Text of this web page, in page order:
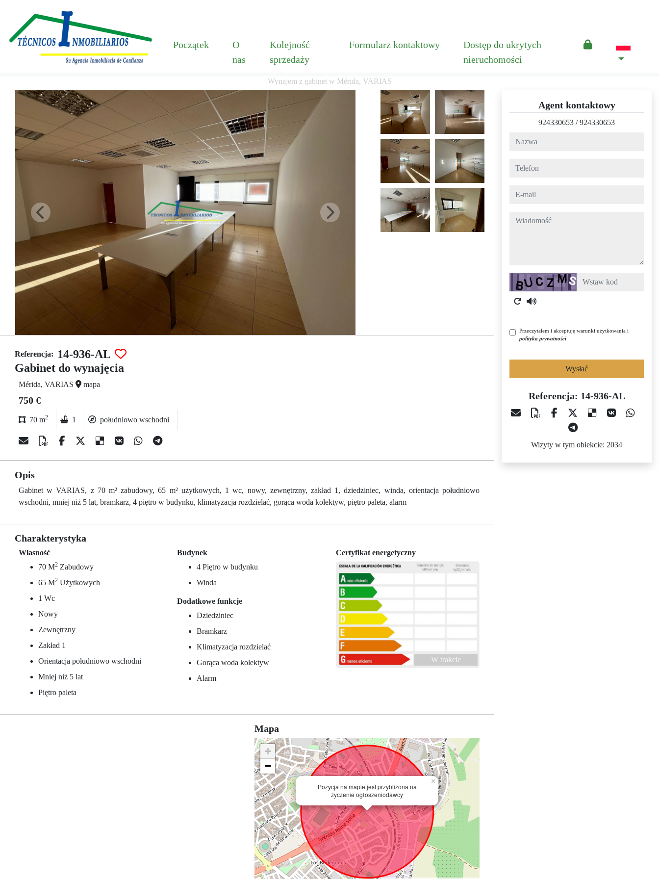
Początek
O
nas
Kolejność
sprzedaży
Formularz kontaktowy
Dostęp do ukrytych
nieruchomości
Wynajem z gabinet w Mérida, VARIAS
Referencja:
14-936-AL
Gabinet do wynajęcia
Mérida, VARIAS mapa
750 €
70 m2 1 południowo wschodni
Opis
Gabinet w VARIAS, z 70 m² zabudowy, 65 m² użytkowych, 1 wc, nowy, zewnętrzny, zakład 1, dziedziniec, winda, orientacja południowo
wschodni, mniej niż 5 lat, bramkarz, 4 piętro w budynku, klimatyzacja rozdzielać, gorąca woda kolektyw, piętro paleta, alarm
Charakterystyka
Własność
70 M2 Zabudowy
65 M2 Użytkowych
1 Wc
Nowy
Zewnętrzny
Zakład 1
Orientacja południowo wschodni
Mniej niż 5 lat
Piętro paleta
Budynek
4 Piętro w budynku
Winda
Dodatkowe funkcje
Dziedziniec
Bramkarz
Klimatyzacja rozdzielać
Gorąca woda kolektyw
Alarm
Certyfikat energetyczny
W trakcie
Mapa
Pozycja na mapie jest przybliżona na
życzenie ogłoszeniodawcy
×
+
−
Agent kontaktowy
924330653 /924330653
nazwa
telefon
e-mail
wiadomość
Captcha
Przeczytałem i akceptuję warunki użytkowania i
polityka prywatności
Wysłać
Referencja: 14-936-AL
Wizyty w tym obiekcie: 2034